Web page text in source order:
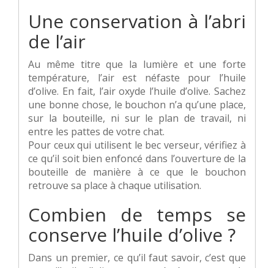
Une conservation à l’abri
de l’air
Au même titre que la lumière et une forte
température, l’air est néfaste pour l’huile
d’olive. En fait, l’air oxyde l’huile d’olive. Sachez
une bonne chose, le bouchon n’a qu’une place,
sur la bouteille, ni sur le plan de travail, ni
entre les pattes de votre chat.
Pour ceux qui utilisent le bec verseur, vérifiez à
ce qu’il soit bien enfoncé dans l’ouverture de la
bouteille de manière à ce que le bouchon
retrouve sa place à chaque utilisation.
Combien de temps se
conserve l’huile d’olive ?
Dans un premier, ce qu’il faut savoir, c’est que